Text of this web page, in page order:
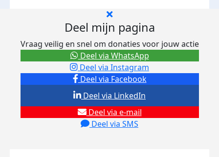
Deel mijn pagina
Vraag veilig en snel om donaties voor jouw actie
Deel via Facebook
Deel via Instagram
Deel via e-mail
Deel via SMS
Deel via LinkedIn
Deel via WhatsApp